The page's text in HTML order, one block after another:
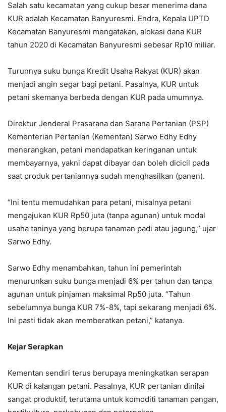
Salah satu kecamatan yang cukup besar menerima dana
KUR adalah Kecamatan Banyuresmi. Endra, Kepala UPTD
Kecamatan Banyuresmi mengatakan, alokasi dana KUR
tahun 2020 di Kecamatan Banyuresmi sebesar Rp10 miliar.
Turunnya suku bunga Kredit Usaha Rakyat (KUR) akan
menjadi angin segar bagi petani. Pasalnya, KUR untuk
petani skemanya berbeda dengan KUR pada umumnya.
Direktur Jenderal Prasarana dan Sarana Pertanian (PSP)
Kementerian Pertanian (Kementan) Sarwo Edhy Edhy
menerangkan, petani mendapatkan keringanan untuk
membayarnya, yakni dapat dibayar dan boleh dicicil pada
saat produk pertaniannya sudah menghasilkan (panen).
“Ini tentu memudahkan para petani, misalnya petani
mengajukan KUR Rp50 juta (tanpa agunan) untuk modal
usaha taninya yang berupa tanaman padi atau jagung,” ujar
Sarwo Edhy.
Sarwo Edhy menambahkan, tahun ini pemerintah
menurunkan suku bunga menjadi 6% per tahun dan tanpa
agunan untuk pinjaman maksimal Rp50 juta. “Tahun
sebelumnya bunga KUR 7%-8%, tapi sekarang menjadi 6%.
Ini pasti tidak akan memberatkan petani,” katanya.
Kejar Serapkan
Kementan sendiri terus berupaya meningkatkan serapan
KUR di kalangan petani. Pasalnya, KUR pertanian dinilai
sangat produktif, terutama untuk komoditi tanaman pangan,